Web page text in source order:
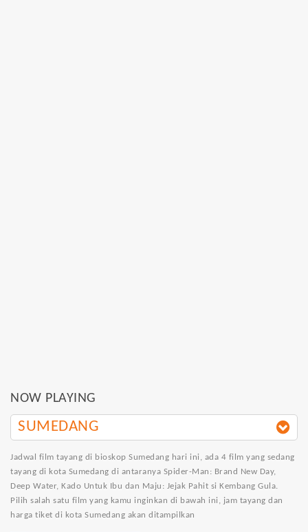
NOW PLAYING
SUMEDANG
Jadwal film tayang di bioskop Sumedang hari ini, ada 4 film yang sedang
tayang di kota Sumedang di antaranya Spider-Man: Brand New Day,
Deep Water, Kado Untuk Ibu dan Maju: Jejak Pahit si Kembang Gula.
Pilih salah satu film yang kamu inginkan di bawah ini, jam tayang dan
harga tiket di kota Sumedang akan ditampilkan